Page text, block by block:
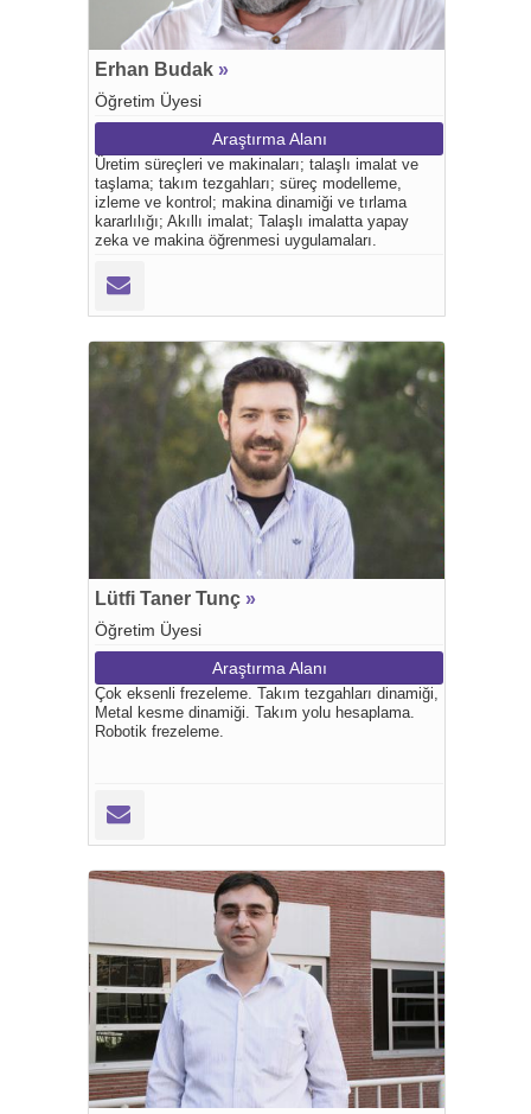
Erhan Budak »
Öğretim Üyesi
Araştırma Alanı
Üretim süreçleri ve makinaları; talaşlı imalat ve
taşlama; takım tezgahları; süreç modelleme,
izleme ve kontrol; makina dinamiği ve tırlama
kararlılığı; Akıllı imalat; Talaşlı imalatta yapay
zeka ve makina öğrenmesi uygulamaları.
Lütfi Taner Tunç »
Öğretim Üyesi
Araştırma Alanı
Çok eksenli frezeleme. Takım tezgahları dinamiği,
Metal kesme dinamiği. Takım yolu hesaplama.
Robotik frezeleme.